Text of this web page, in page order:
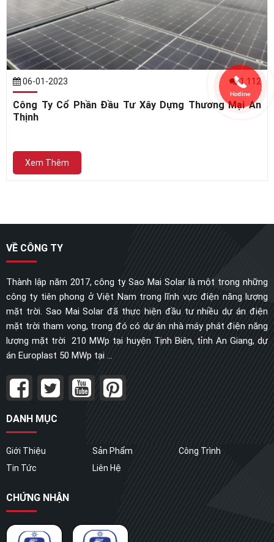
06-01-2023 1.112
Công Ty Cổ Phần Đầu Tư Xây Dựng Thương Mại An
Thịnh
Xem Thêm
VỀ CÔNG TY
Thành lập năm 2017, công ty Sao Mai Solar là một trong những
công ty tiên phong ở Việt Nam trong lĩnh vực điện năng lượng
mặt trời. Sao Mai Solar đã thực hiện đầu tư nhiều dự án điện
mặt trời tham vọng, trong đó có dự án nhà máy phát điện năng
lượng mặt trời 210 MWp tại huyện Tịnh Biên, tỉnh An Giang, dự
án Europlast 50 MWp tại ...
DANH MỤC
Giới Thiệu Sản Phẩm
Công Trình
Tin Tức
Liên Hệ
CHỨNG NHẬN
Hotline